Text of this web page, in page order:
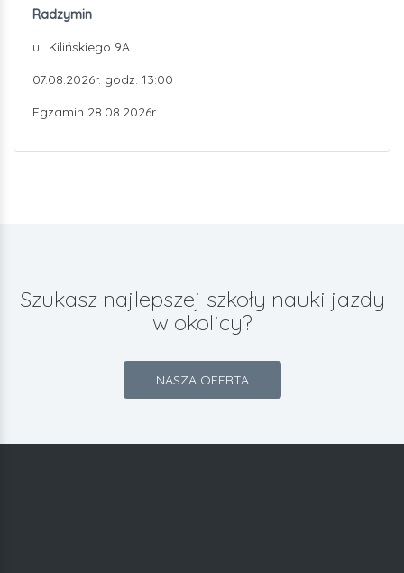
Radzymin
ul. Kilińskiego 9A
07.08.2026r. godz. 13:00
Egzamin 28.08.2026r.
Szukasz najlepszej szkoły nauki jazdy
w okolicy?
NASZA OFERTA